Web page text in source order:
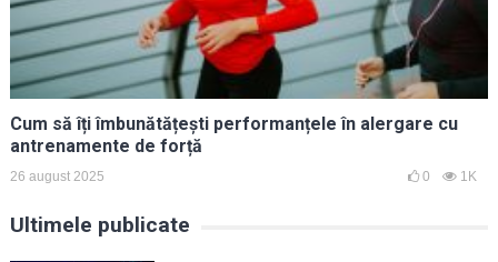
Cum să îți îmbunătățești performanțele în alergare cu
antrenamente de forță
26 august 2025 0 1K
Ultimele publicate